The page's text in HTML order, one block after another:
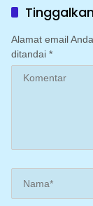
Alamat email
ditandai *